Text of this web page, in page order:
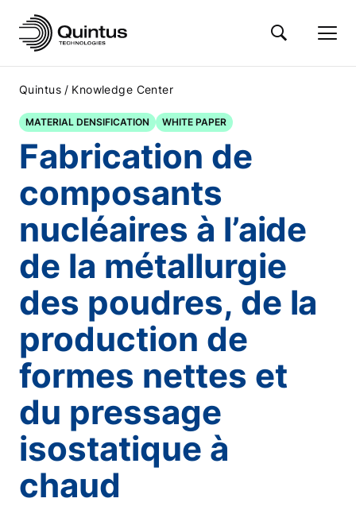
Quintus / Knowledge Center
MATERIAL DENSIFICATION WHITE PAPER
Fabrication de
composants
nucléaires à l’aide
de la métallurgie
des poudres, de la
production de
formes nettes et
du pressage
isostatique à
chaud